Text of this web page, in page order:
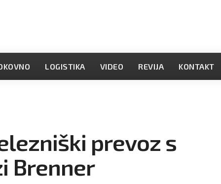
LOGISTIKA VIDEO REVIJA KONTAKT
prevoz s
Brenner